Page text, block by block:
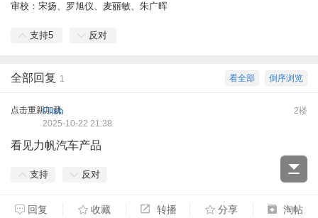
审校：宋扬、罗旭仪、麦丽敏、朱广晖
支持5 反对
倒序浏览
看全部
全部回复 1
点击重新加载 2楼
Flish
2025-10-22 21:38
看见力帆汽车产品
支持 反对
回复 收藏 转播 分享 淘帖